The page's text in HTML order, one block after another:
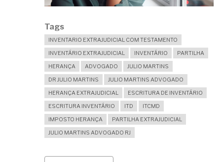
Tags
INVENTARIO EXTRAJUDICIAL COM TESTAMENTO
INVENTÁRIO EXTRAJUDICIAL
INVENTÁRIO
PARTILHA
HERANÇA
ADVOGADO
JULIO MARTINS
DR JULIO MARTINS
JULIO MARTINS ADVOGADO
HERANÇA EXTRAJUDICIAL
ESCRITURA DE INVENTÁRIO
ESCRITURA INVENTÁRIO
ITD
ITCMD
IMPOSTO HERANÇA
PARTILHA EXTRAJUDICIAL
JULIO MARTINS ADVOGADO RJ